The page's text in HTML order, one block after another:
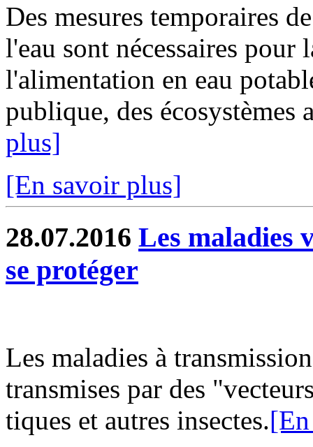
Des mesures temporaires
l'eau sont nécessaires pour
l'alimentation en eau
publique, des écosystèmes
plus]
[En savoir plus]
28.07.2016 Les maladies
se protéger
Les maladies à
transmises par des
tiques et autres insectes.